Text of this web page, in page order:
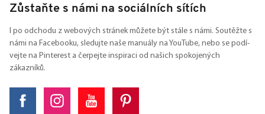
Zůstaňte s námi na sociálních sítích
I po odchodu z webových stránek můžete být stále s námi. Soutěžte s
námi na Facebooku, sledujte naše manuály na YouTube, nebo se podí-
vejte na Pinterest a čerpejte inspiraci od našich spokojených
zákazníků.